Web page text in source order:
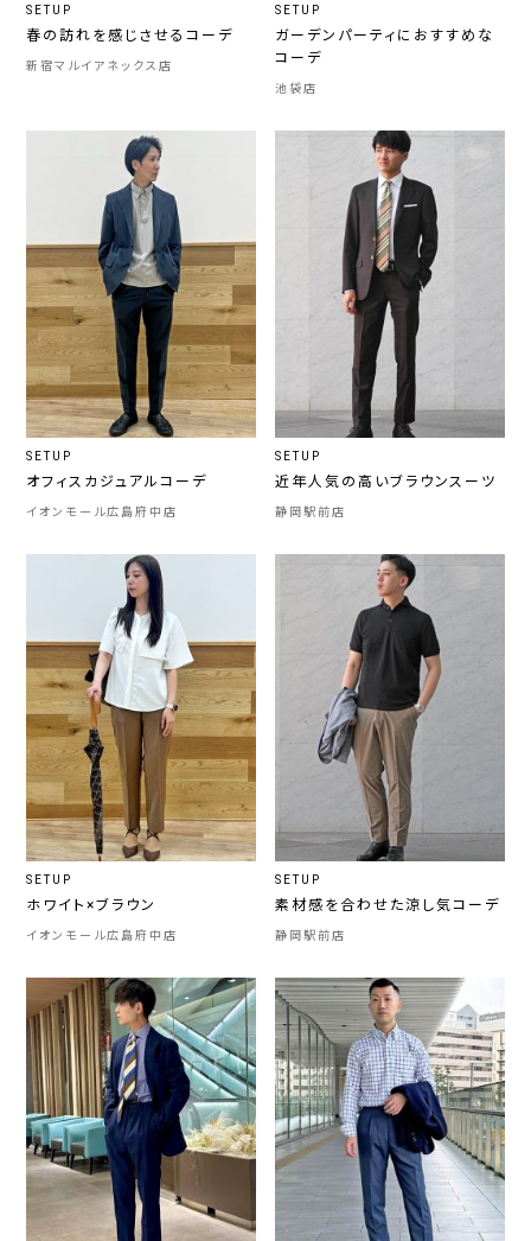
SETUP
春の訪れを感じさせるコーデ
新宿マルイアネックス店
SETUP
ガーデンパーティにおすすめな
コーデ
池袋店
SETUP
オフィスカジュアルコーデ
イオンモール広島府中店
SETUP
近年人気の高いブラウンスーツ
静岡駅前店
SETUP
ホワイト×ブラウン
イオンモール広島府中店
SETUP
素材感を合わせた涼し気コーデ
静岡駅前店